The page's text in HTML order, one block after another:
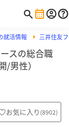
就活情報 三井住友
スの総合職
/男性）
お気に入り (8902)